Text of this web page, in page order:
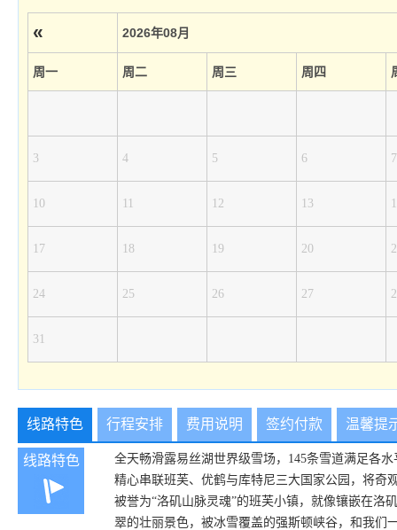
« 2026年08月
周一 周二 周三 周四
3 4 5 6 7
10 11 12 13
17 18 19 20
24 25 26 27
31
线路特色 行程安排 费用说明 签约付款 温馨提
线路特色
全天畅滑露易丝湖世界级雪场，145条雪道满足各
精心串联班芙、优鹤与库特尼三大国家公园，将奇
被誉为“洛矶山脉灵魂”的班芙小镇，就像镶嵌在洛
翠的壮丽景色，被冰雪覆盖的强斯顿峡谷，和我们